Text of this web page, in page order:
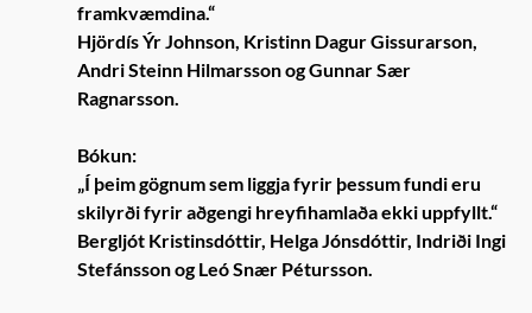
framkvæmdina.“
Hjördís Ýr Johnson, Kristinn Dagur Gissurarson,
Andri Steinn Hilmarsson og Gunnar Sær
Ragnarsson.
Bókun:
„Í þeim gögnum sem liggja fyrir þessum fundi eru
skilyrði fyrir aðgengi hreyfihamlaða ekki uppfyllt.“
Bergljót Kristinsdóttir, Helga Jónsdóttir, Indriði Ingi
Stefánsson og Leó Snær Pétursson.